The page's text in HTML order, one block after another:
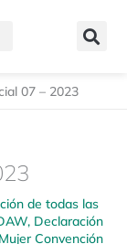
07 – 2023
de todas las
, Declaración
Convención